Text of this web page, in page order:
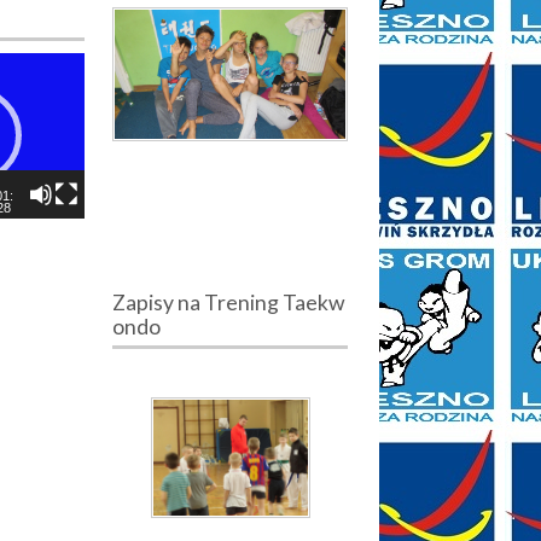
Zapisy na Trening Taekw
ondo